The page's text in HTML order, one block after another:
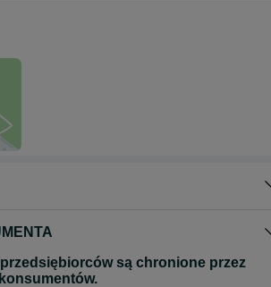
są chronione przez